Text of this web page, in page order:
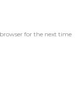
for the next time